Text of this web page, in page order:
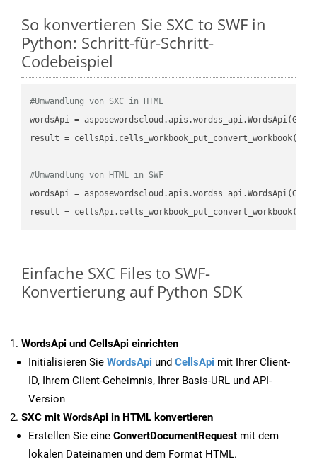
So konvertieren Sie SXC to SWF in
Python: Schritt-für-Schritt-
Codebeispiel
#Umwandlung von SXC in HTML
wordsApi =
result =
#Umwandlung von HTML in SWF
wordsApi =
result =
Einfache SXC Files to SWF-
Konvertierung auf Python SDK
WordsApi und CellsApi einrichten
Initialisieren Sie WordsApi und CellsApi mit Ihrer Client-
ID, Ihrem Client-Geheimnis, Ihrer Basis-URL und API-
Version
SXC mit WordsApi in HTML konvertieren
Erstellen Sie eine ConvertDocumentRequest mit dem
lokalen Dateinamen und dem Format HTML.